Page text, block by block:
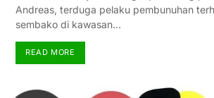
Andreas, terduga pelaku pembunuhan
sembako di kawasan…
READ MORE